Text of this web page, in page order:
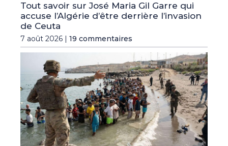
Tout savoir sur José Maria Gil Garre qui
accuse l’Algérie d’être derrière l’invasion
de Ceuta
7 août 2026 | 19 commentaires